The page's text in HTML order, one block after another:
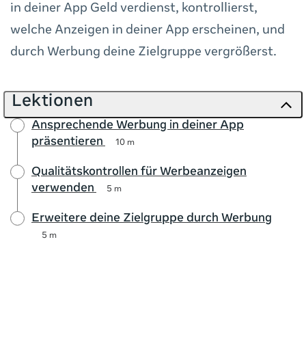
in deiner App Geld verdienst, kontrollierst,
welche Anzeigen in deiner App erscheinen, und
durch Werbung deine Zielgruppe vergrößerst.
Lektionen
Ansprechende Werbung in deiner App
präsentieren
10 m
Qualitätskontrollen für Werbeanzeigen
verwenden
5 m
Erweitere deine Zielgruppe durch Werbung
5 m